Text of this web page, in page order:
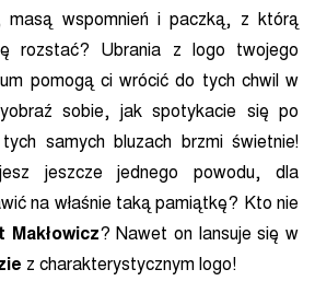
masą wspomnień i paczką, z którą
rozstać? Ubrania z logo twojego
pomogą ci wrócić do tych chwil w
sobie, jak spotykacie się po
samych bluzach brzmi świetnie!
jeszcze jednego powodu, dla
na właśnie taką pamiątkę? Kto nie
Makłowicz? Nawet on lansuje się w
z charakterystycznym logo!